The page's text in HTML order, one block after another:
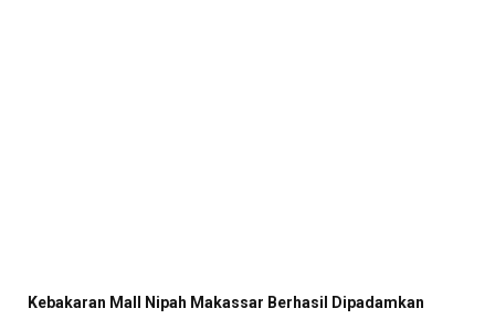
Kebakaran Mall Nipah Makassar Berhasil Dipadamkan